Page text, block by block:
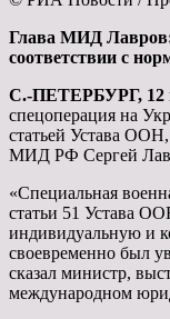
Глава МИД Лавров:
соответствии с
С.-ПЕТЕРБУРГ, 12
спецоперация на
статьей Устава
МИД РФ Сергей
«Специальная
статьи 51 Устава
индивидуальную и
своевременно был
сказал министр,
международном